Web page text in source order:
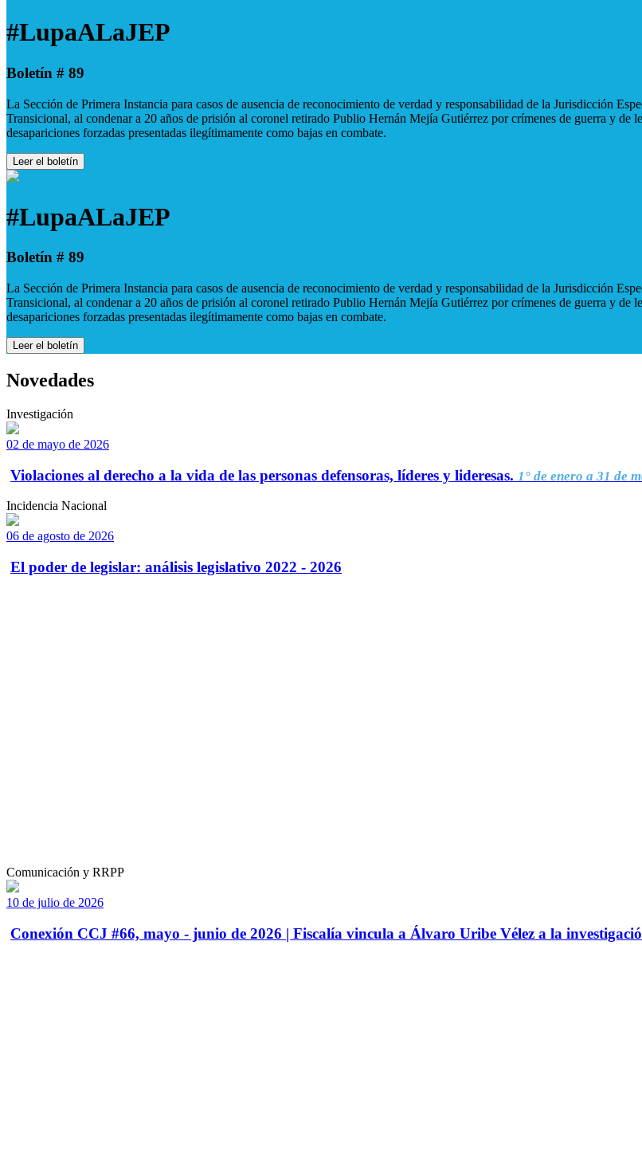
#LupaALaJEP
Boletín # 89
La Sección de Primera Instancia para casos de ausencia de reconocimiento de verdad y responsabilidad de la Jurisdicción
Transicional, al condenar a 20 años de prisión al coronel retirado Publio Hernán Mejía Gutiérrez por crímenes de guerra y de
desapariciones forzadas presentadas ilegítimamente como bajas en combate.
Leer el boletín
#LupaALaJEP
Boletín # 89
La Sección de Primera Instancia para casos de ausencia de reconocimiento de verdad y responsabilidad de la Jurisdicción
Transicional, al condenar a 20 años de prisión al coronel retirado Publio Hernán Mejía Gutiérrez por crímenes de guerra y de
desapariciones forzadas presentadas ilegítimamente como bajas en combate.
Leer el boletín
Novedades
Investigación
02 de mayo de 2026
Violaciones al derecho a la vida de las personas defensoras, líderes y lideresas. 1° de enero a 31 de
Incidencia Nacional
06 de agosto de 2026
El poder de legislar: análisis legislativo 2022 - 2026
Comunicación y RRPP
10 de julio de 2026
Conexión CCJ #66, mayo - junio de 2026 | Fiscalía vincula a Álvaro Uribe Vélez a la